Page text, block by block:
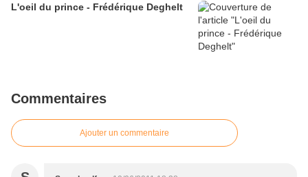
L'oeil du prince - Frédérique Deghelt
Commentaires
Ajouter un commentaire